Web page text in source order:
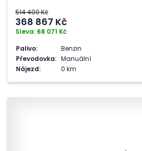
514 400 Kč
368 867 Kč
Sleva: 68 071 Kč
Palivo:
Benzin
Převodovka: Manuální
Nájezd:
0 km